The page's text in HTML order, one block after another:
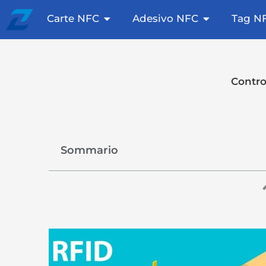
Vai
contenuto
Carte NFC Apri le carte NFC
Adesivo NFC Apri adesivo
Tag
Sommario